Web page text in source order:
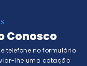
Conosco
telefone no formulário
lhe uma cotação